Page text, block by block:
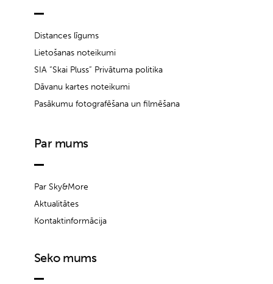
Distances līgums
Lietošanas noteikumi
SIA “Skai Pluss” Privātuma politika
Dāvanu kartes noteikumi
Pasākumu fotografēšana un filmēšana
Par mums
Par Sky&More
Aktualitātes
Kontaktinformācija
Seko mums